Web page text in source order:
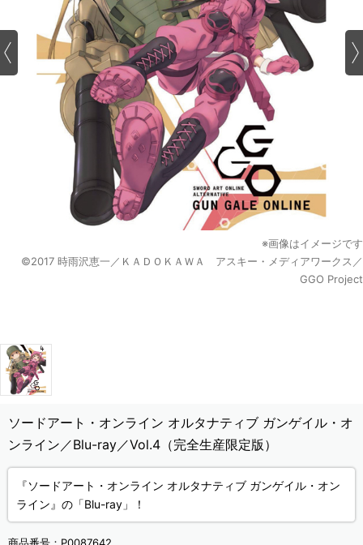
※画像はイメージです
©2017 時雨沢恵一／ＫＡＤＯＫＡＷＡ アスキー・メディアワークス／
GGO Project
ソードアート・オンライン オルタナティブ ガンゲイル・オ
ンライン／Blu-ray／Vol.4（完全生産限定版）
『ソードアート・オンライン オルタナティブ ガンゲイル・オン
ライン』の「Blu-ray」！